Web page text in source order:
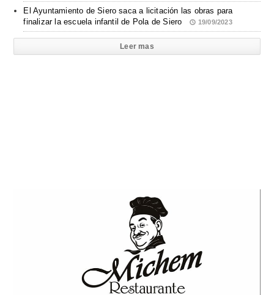
El Ayuntamiento de Siero saca a licitación las obras para
finalizar la escuela infantil de Pola de Siero
19/09/2023
Leer mas